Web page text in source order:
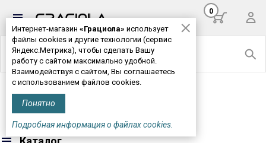
Интернет-магазин «Грациола» использует
файлы cookies и другие технологии (сервис
Яндекс.Метрика), чтобы сделать Вашу
работу с сайтом максимально удобной.
Взаимодействуя с сайтом, Вы соглашаетесь
с использованием файлов cookies.
Понятно
Подробная информация о файлах cookies.
0
Главная>Детская одежда
БЕЛЬЁ